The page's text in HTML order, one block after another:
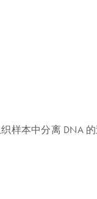
样本中分离